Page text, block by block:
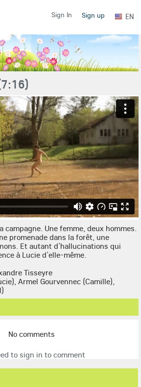
Sign In Sign up EN
campagne. Une femme, deux hommes.
promenade dans la forêt, une
Et autant d’hallucinations qui
à Lucie d’elle-même.
Tisseyre
Armel Gourvennec (Camille),
No comments
to sign in to comment